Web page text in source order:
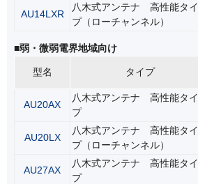
AU14LXR
八木式アンテナ 高性能タイ
プ（ローチャンネル）
■弱・微弱電界地域向け
型名 タイプ
AU20AX
八木式アンテナ 高性能タイ
プ
AU20LX
八木式アンテナ 高性能タイ
プ（ローチャンネル）
AU27AX
八木式アンテナ 高性能タイ
プ